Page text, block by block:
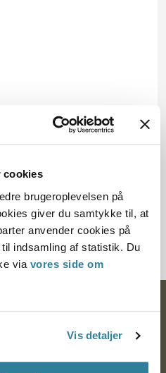
cookies
brugeroplevelsen på
giver du samtykke til, at
anvender cookies på
indsamling af statistik. Du
via vores side om
Vis detaljer